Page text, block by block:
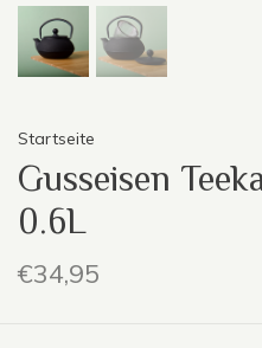
Startseite
Gusseisen
0.6L
€34,95